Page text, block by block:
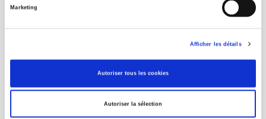
Marketing
Afficher les détails
Autoriser tous les cookies
Autoriser la sélection
Revue française de science politique 76-2, avril-juin